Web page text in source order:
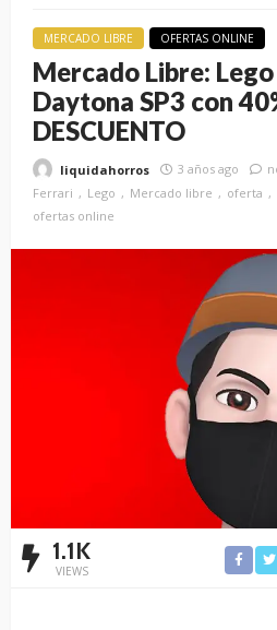
MERCADO LIBRE OFERTAS ONLINE
Mercado Libre:
Daytona SP3 con
DESCUENTO
liquidahorros 3 años ago
Ferrari
Lego Mercado libre oferta
ofertas online
1.1K
VIEWS